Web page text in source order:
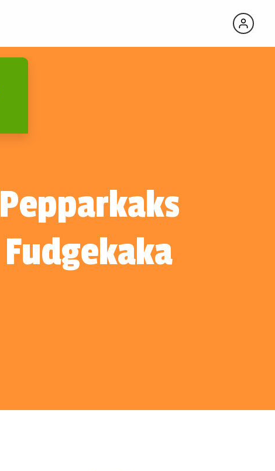
Pepparkaks
Fudgekaka